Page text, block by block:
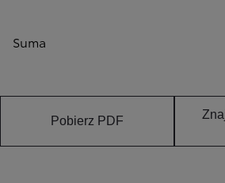
Suma
Pobierz PDF